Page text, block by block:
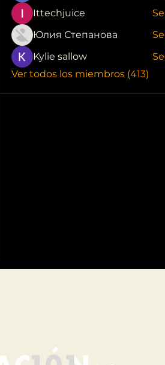
Ittechjuice
Юлия Степанова
Kylie sallow
Ver todos los miembros (413)